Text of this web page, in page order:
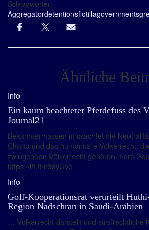
Schlagwörter:
Aggregatordetentionsflotillagovernments
Ähnliche
Info
Ein kaum beachteter Pferdefuss des
Journal21
Bekanntermassen missachtet die
Charta und das humanitäre Völkerrecht,
zwingenden Völkerrecht gehören. from
https://ift.tt/n3syCVe
Info
Golf-Kooperationsrat verurteilt
Region Nadschran in Saudi-Arabien
… Völkerrecht darstellt und strafrechtliche